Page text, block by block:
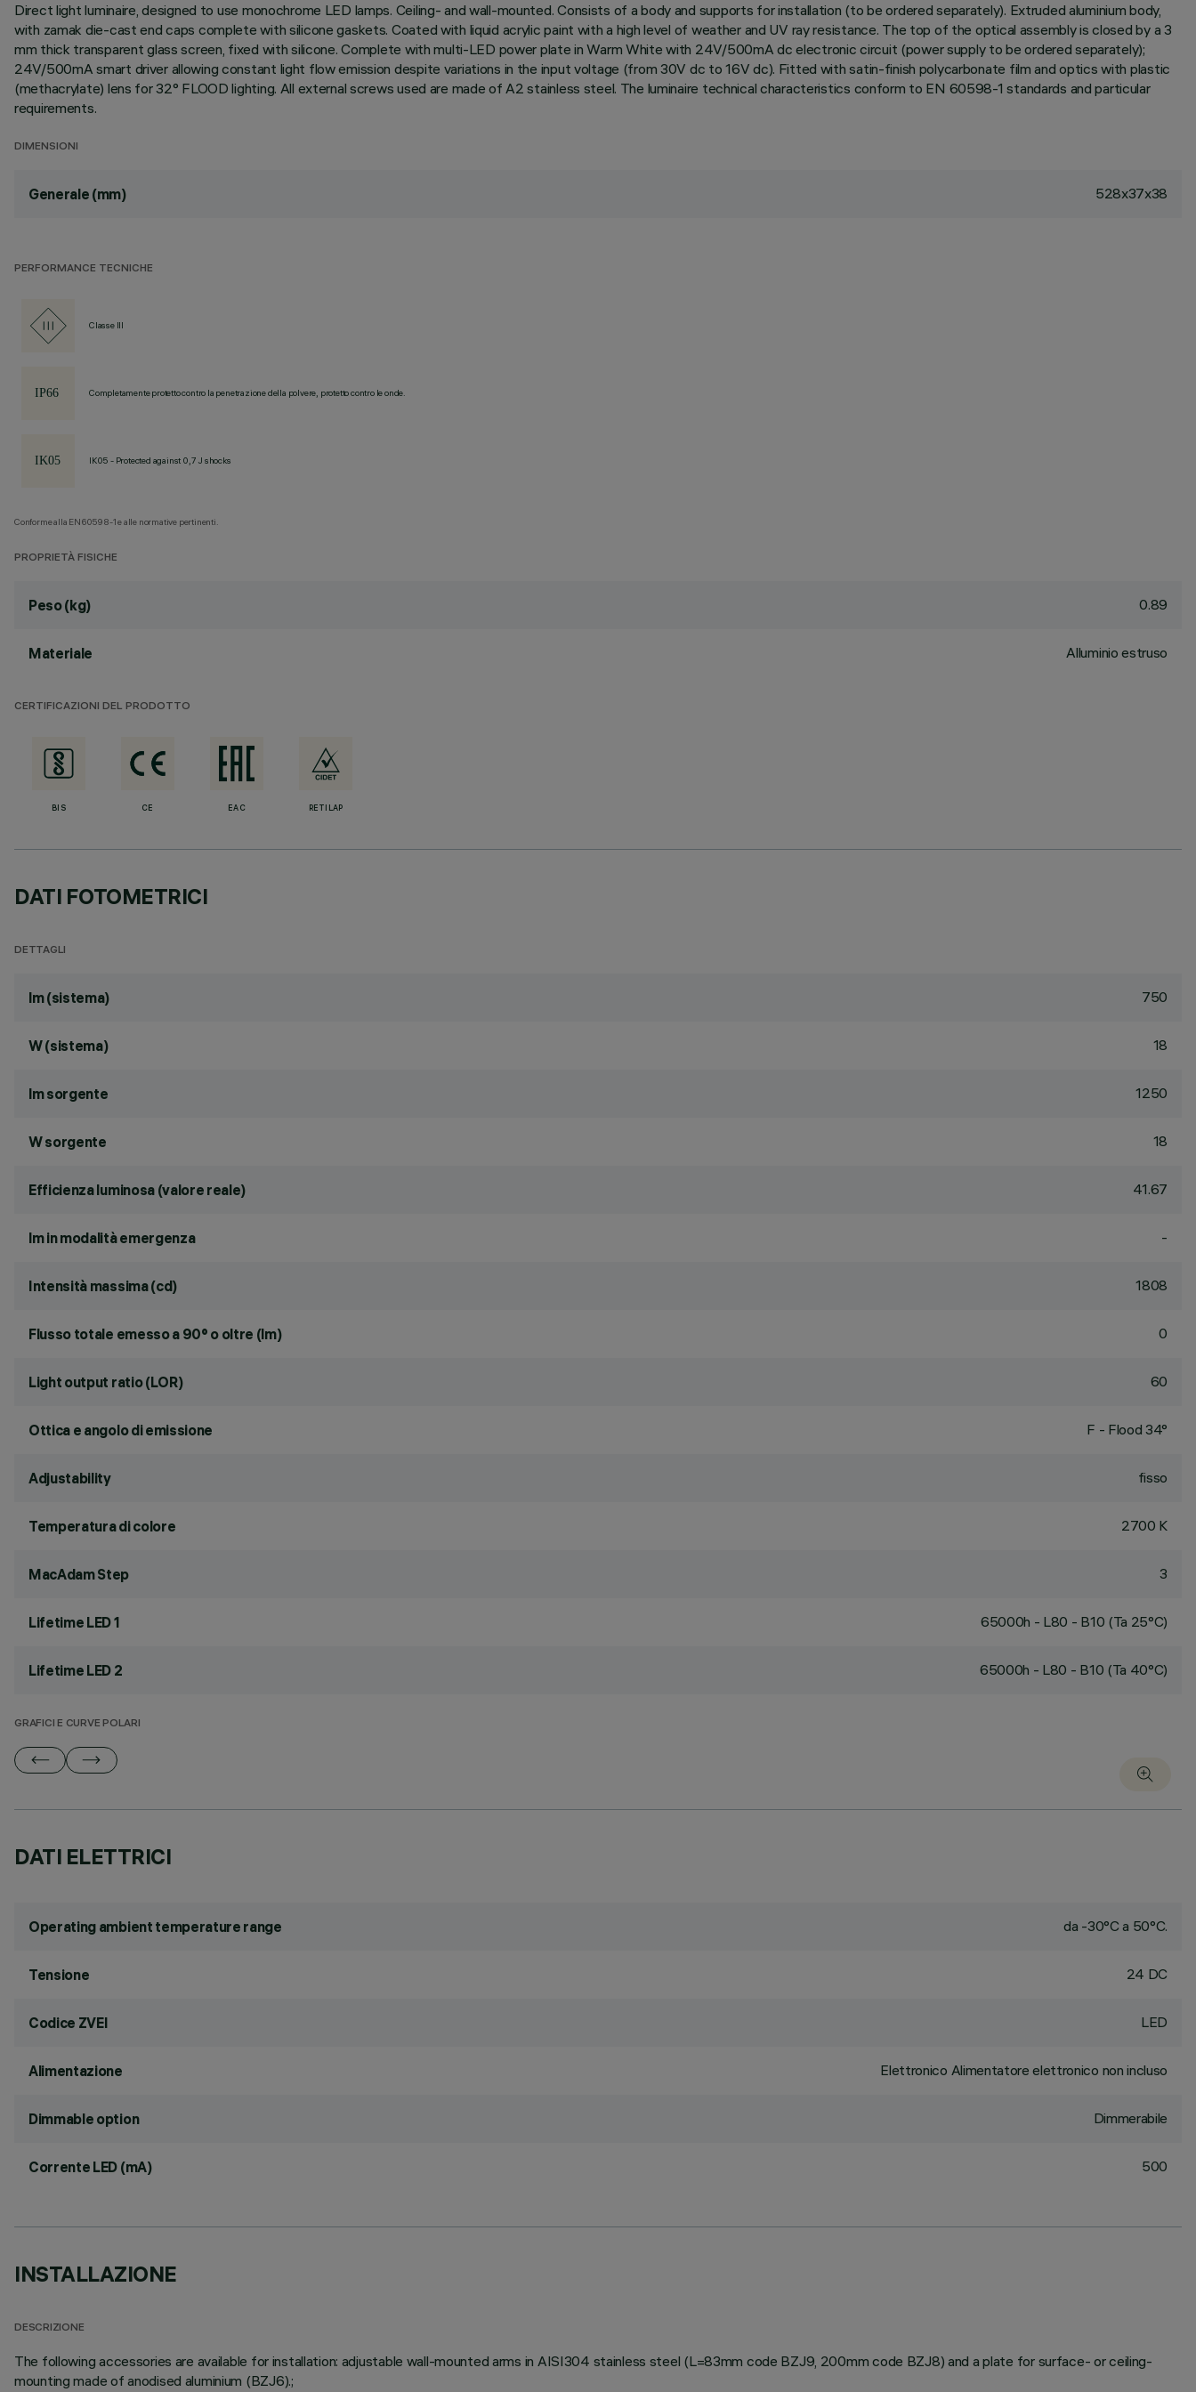
Direct light luminaire, designed to use monochrome LED lamps. Ceiling- and wall-mounted. Consists of a body and supports for installation (to be ordered separately). Extruded aluminium body,
with zamak die-cast end caps complete with silicone gaskets. Coated with liquid acrylic paint with a high level of weather and UV ray resistance. The top of the optical assembly is closed by a 3
mm thick transparent glass screen, fixed with silicone. Complete with multi-LED power plate in Warm White with 24V/500mA dc electronic circuit (power supply to be ordered separately);
24V/500mA smart driver allowing constant light flow emission despite variations in the input voltage (from 30V dc to 16V dc). Fitted with satin-finish polycarbonate film and optics with plastic
(methacrylate) lens for 32° FLOOD lighting. All external screws used are made of A2 stainless steel. The luminaire technical characteristics conform to EN 60598-1 standards and particular
requirements.
DIMENSIONI
Generale (mm) 528x37x38
PERFORMANCE TECNICHE
Classe III
Completamente protetto contro la penetrazione della polvere, protetto contro le onde.
IK05 - Protected against 0,7 J shocks
Conforme alla EN60598-1 e alle normative pertinenti.
PROPRIETÀ FISICHE
Peso (kg) 0.89
Materiale Alluminio estruso
CERTIFICAZIONI DEL PRODOTTO
BIS CE EAC RETILAP
DATI FOTOMETRICI
DETTAGLI
lm (sistema) 750
W (sistema) 18
lm sorgente 1250
W sorgente 18
Efficienza luminosa (valore reale) 41.67
lm in modalità emergenza -
Intensità massima (cd) 1808
Flusso totale emesso a 90° o oltre (lm) 0
Light output ratio (LOR) 60
Ottica e angolo di emissione F - Flood 34°
Adjustability fisso
Temperatura di colore 2700 K
MacAdam Step 3
Lifetime LED 1 65000h - L80 - B10 (Ta 25°C)
Lifetime LED 2 65000h - L80 - B10 (Ta 40°C)
GRAFICI E CURVE POLARI
DATI ELETTRICI
Operating ambient temperature range da -30°C a 50°C.
Tensione 24 DC
Codice ZVEI LED
Alimentazione Elettronico Alimentatore elettronico non incluso
Dimmable option Dimmerabile
Corrente LED (mA) 500
INSTALLAZIONE
DESCRIZIONE
The following accessories are available for installation: adjustable wall-mounted arms in AISI304 stainless steel (L=83mm code BZJ9, 200mm code BZJ8) and a plate for surface- or ceiling-
mounting made of anodised aluminium (BZJ6).;